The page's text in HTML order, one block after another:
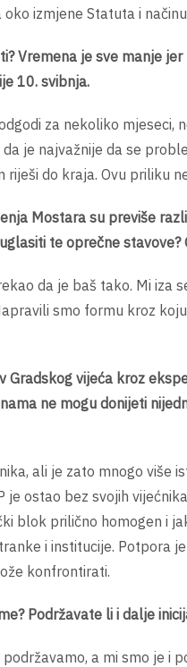
izmjene Statuta i
Vremena je sve manje
10. svibnja.
za nekoliko
je najvažnije da se
riješi do kraja. Ovu priliku
Mostara su previše
te oprečne stavove?
da je baš tako. Mi iza
smo formu kroz
Gradskog vijeća kroz
ne mogu donijeti
ali je zato mnogo više
je ostao bez svojih
blok prilično homogen i
i institucije. Potpora
konfrontirati.
Podržavate li i dalje
a mi smo je i